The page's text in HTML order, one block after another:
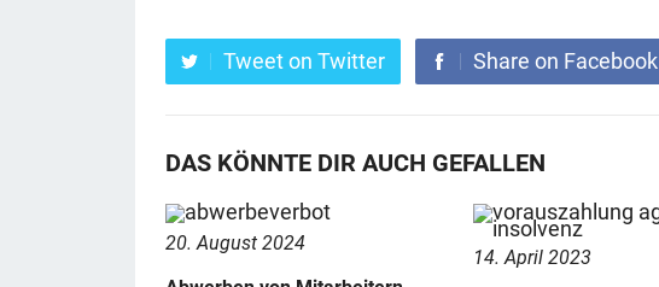
Tweet on Twitter Share on Facebook
DAS KÖNNTE DIR AUCH GEFALLEN
20. August 2024
14. April 2023